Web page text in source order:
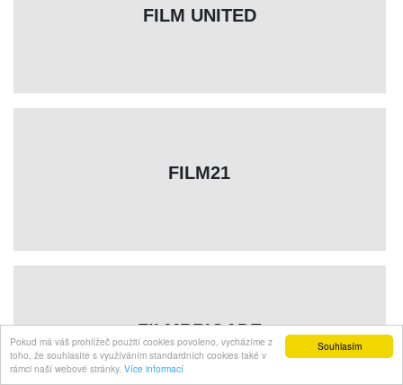
Souhlasím
Pokud má váš prohlížeč použití cookies povoleno, vycházíme z
toho, že souhlasíte s využíváním standardních cookies také v
rámci naší webové stránky. Více informací
FILM UNITED
FILM21
FILMBRIGADE